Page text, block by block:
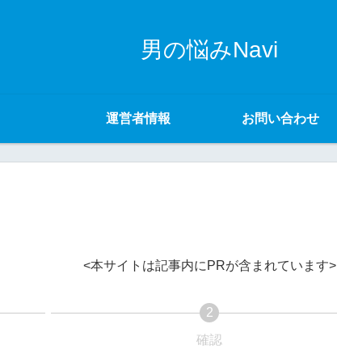
男の悩みNavi
運営者情報 お問い合わせ
<本サイトは記事内にPRが含まれています>
2
確認